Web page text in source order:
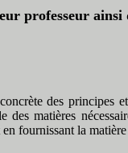
professeur
des principes
des matières
fournissant la